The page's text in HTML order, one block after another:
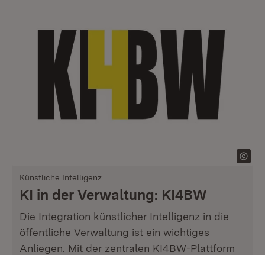
Künstliche Intelligenz
KI in der Verwaltung: KI4BW
Die Integration künstlicher Intelligenz in die
öffentliche Verwaltung ist ein wichtiges
Anliegen. Mit der zentralen KI4BW-Plattform